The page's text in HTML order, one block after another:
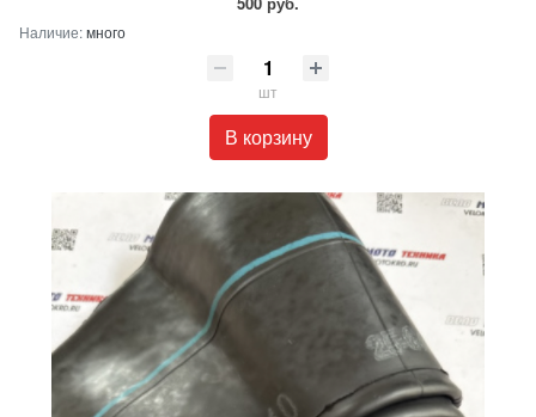
Наличие:много
шт
В корзину